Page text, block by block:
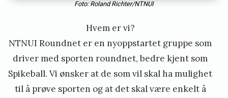
r
l
s
e
Foto: Roland Richter/NTNUI
Hvem er vi?
NTNUI Roundnet er en nyoppstartet gruppe som
driver med sporten roundnet, bedre kjent som
Spikeball. Vi ønsker at de som vil skal ha mulighet
til å prøve sporten og at det skal være enkelt å